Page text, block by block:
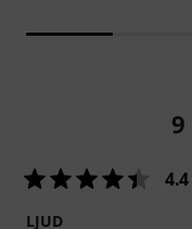
9
4.4
LJUD